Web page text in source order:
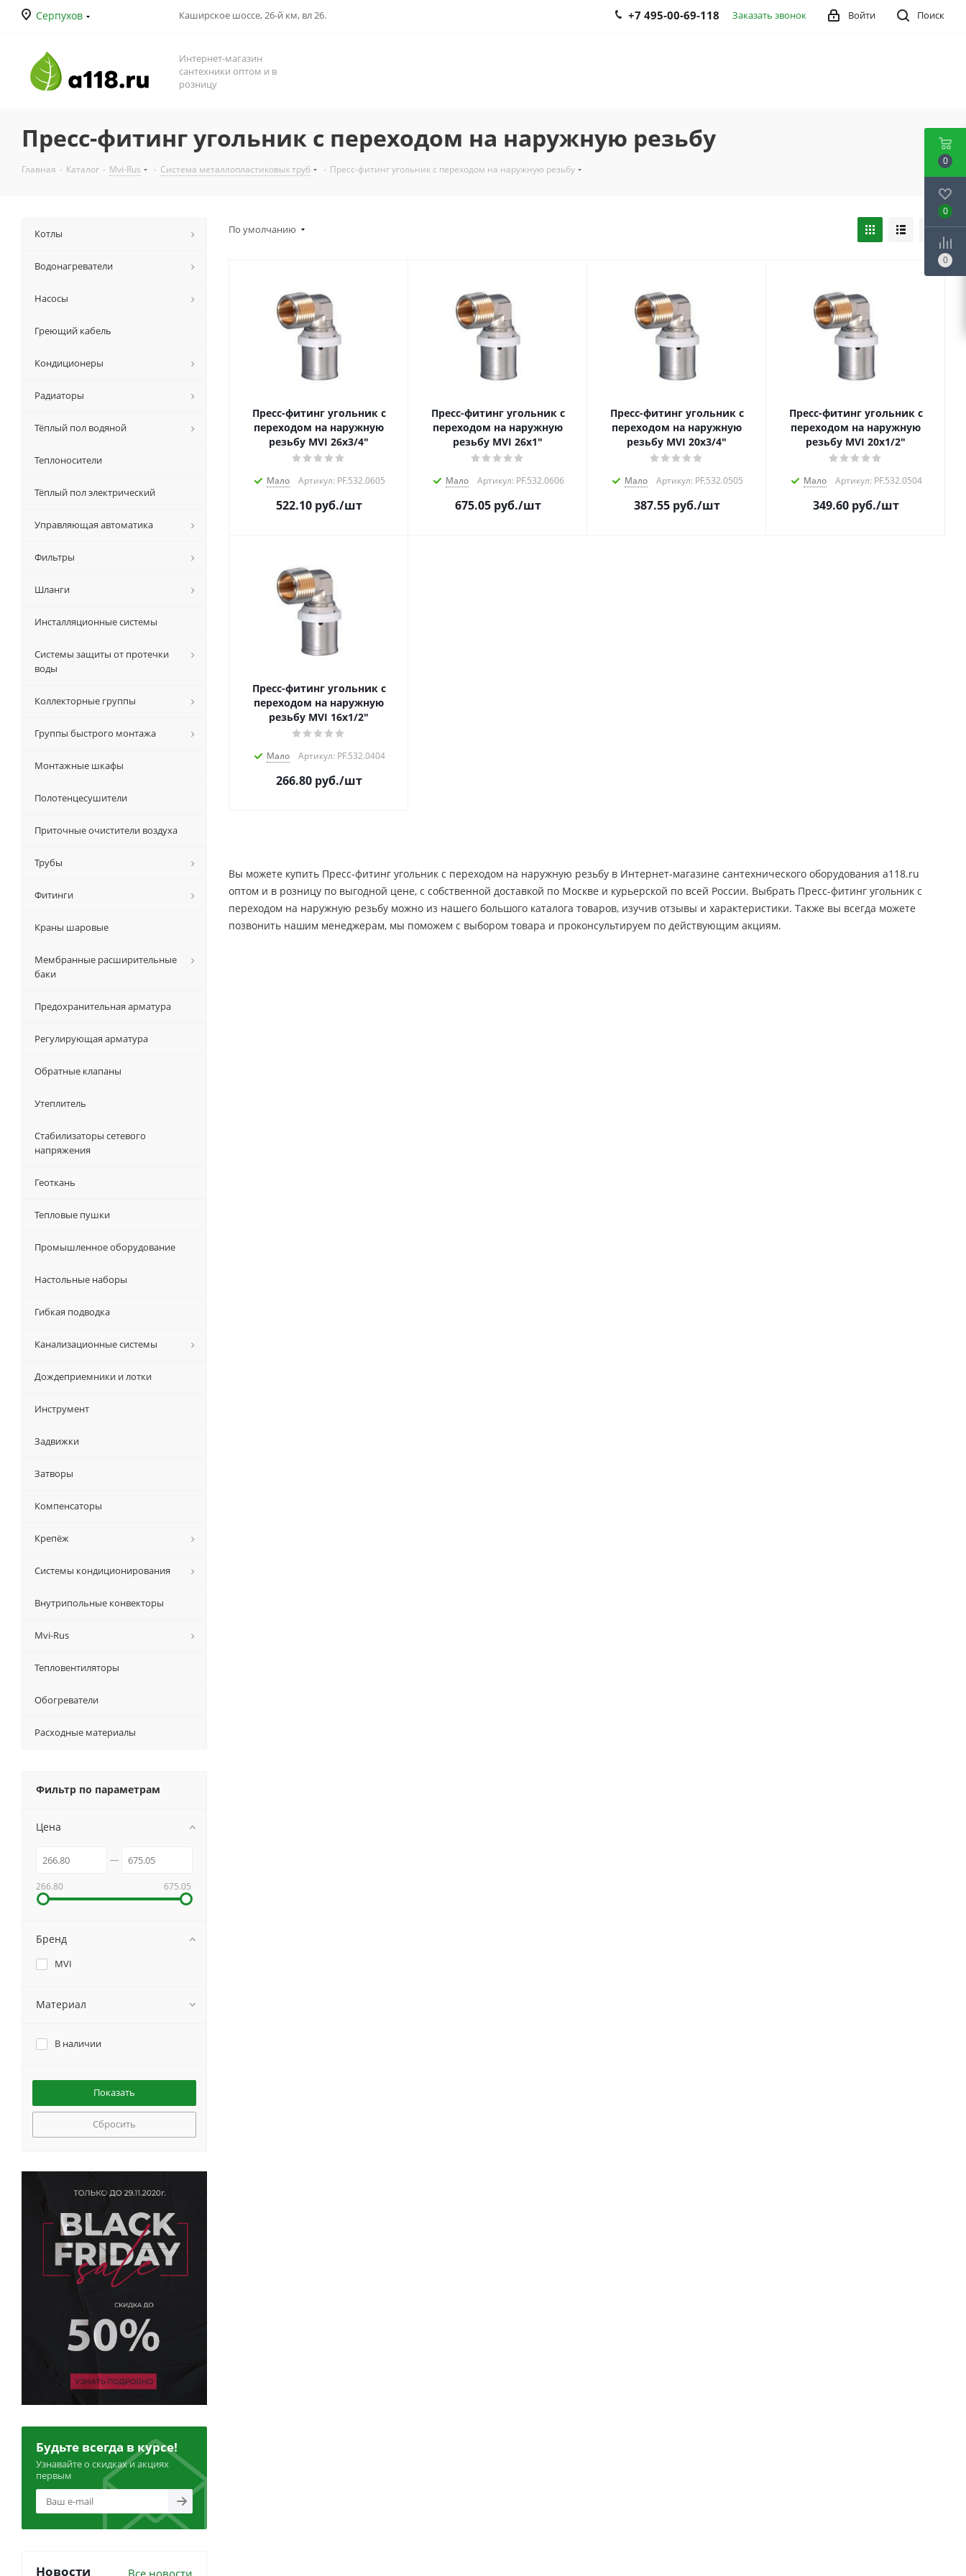
Серпухов Каширское шоссе, 26-й км, вл 26. Поиск
Войти
+7 495-00-69-118 Заказать звонок
Интернет-магазин
сантехники оптом и в
розницу
Пресс-фитинг угольник с переходом на наружную резьбу
Главная - Каталог - Mvi-Rus - Система металлопластиковых труб - Пресс-фитинг угольник с переходом на наружную резьбу
По умолчанию
Пресс-фитинг угольник с
переходом на наружную
резьбу MVI 26х3/4"
Мало Артикул: PF.532.0605
522.10руб./шт
Пресс-фитинг угольник с
переходом на наружную
резьбу MVI 26х1"
Мало Артикул: PF.532.0606
675.05руб./шт
Пресс-фитинг угольник с
переходом на наружную
резьбу MVI 20х3/4"
Мало Артикул: PF.532.0505
387.55руб./шт
Пресс-фитинг угольник с
переходом на наружную
резьбу MVI 20х1/2"
Мало Артикул: PF.532.0504
349.60руб./шт
Пресс-фитинг угольник с
переходом на наружную
резьбу MVI 16х1/2"
Мало Артикул: PF.532.0404
266.80руб./шт
Вы можете купить Пресс-фитинг угольник с переходом на наружную резьбу в Интернет-магазине сантехнического оборудования a118.ru
оптом и в розницу по выгодной цене, c собственной доставкой по Москве и курьерской по всей России. Выбрать Пресс-фитинг угольник с
переходом на наружную резьбу можно из нашего большого каталога товаров, изучив отзывы и характеристики. Также вы всегда можете
позвонить нашим менеджерам, мы поможем с выбором товара и проконсультируем по действующим акциям.
Котлы
Водонагреватели
Насосы
Греющий кабель
Кондиционеры
Радиаторы
Тёплый пол водяной
Теплоносители
Тёплый пол электрический
Управляющая автоматика
Фильтры
Шланги
Инсталляционные системы
Системы защиты от протечки
воды
Коллекторные группы
Группы быстрого монтажа
Монтажные шкафы
Полотенцесушители
Приточные очистители воздуха
Трубы
Фитинги
Краны шаровые
Мембранные расширительные
баки
Предохранительная арматура
Регулирующая арматура
Обратные клапаны
Утеплитель
Стабилизаторы сетевого
напряжения
Геоткань
Тепловые пушки
Промышленное оборудование
Настольные наборы
Гибкая подводка
Канализационные системы
Дождеприемники и лотки
Инструмент
Задвижки
Затворы
Компенсаторы
Крепёж
Системы кондиционирования
Внутрипольные конвекторы
Mvi-Rus
Тепловентиляторы
Обогреватели
Расходные материалы
Фильтр по параметрам
Цена
266.80 675.05
Бренд
MVI
Материал
В наличии
Сбросить
Будьте всегда в курсе!
Узнавайте о скидках и акциях
первым
Новости Все новости
0
0
0